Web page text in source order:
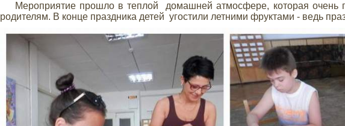
Мероприятие прошло в теплой домашней атмосфере, которая очень
родителям. В конце праздника детей угостили летними фруктами - ведь